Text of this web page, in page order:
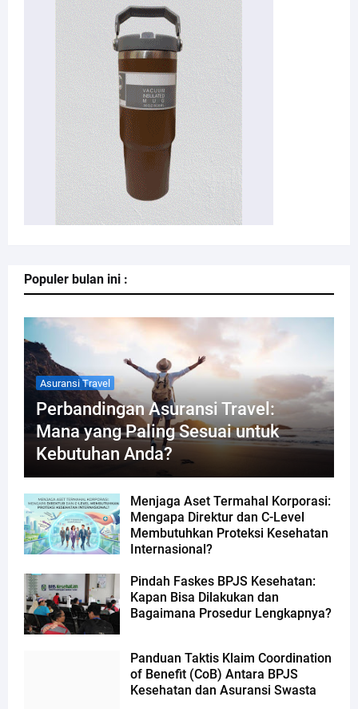
Populer bulan ini :
Asuransi Travel
Perbandingan Asuransi Travel:
Mana yang Paling Sesuai untuk
Kebutuhan Anda?
Menjaga Aset Termahal Korporasi:
Mengapa Direktur dan C-Level
Membutuhkan Proteksi Kesehatan
Internasional?
Pindah Faskes BPJS Kesehatan:
Kapan Bisa Dilakukan dan
Bagaimana Prosedur Lengkapnya?
Panduan Taktis Klaim Coordination
of Benefit (CoB) Antara BPJS
Kesehatan dan Asuransi Swasta